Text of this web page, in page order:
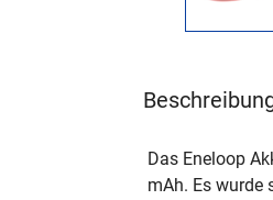
Das Eneloop
mAh. Es wurde